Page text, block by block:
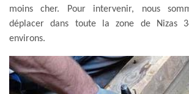
moins cher. Pour intervenir, nous
déplacer dans toute la zone de Nizas
environs.